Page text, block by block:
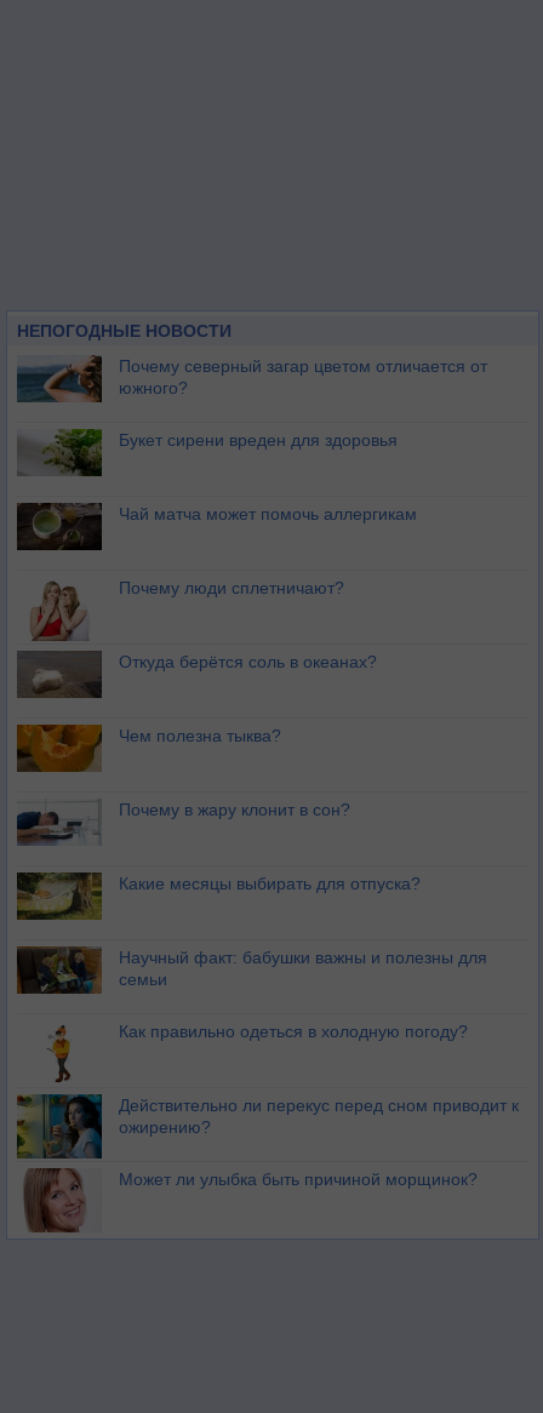
НЕПОГОДНЫЕ НОВОСТИ
Почему северный загар цветом отличается от
южного?
Букет сирени вреден для здоровья
Чай матча может помочь аллергикам
Почему люди сплетничают?
Откуда берётся соль в океанах?
Чем полезна тыква?
Почему в жару клонит в сон?
Какие месяцы выбирать для отпуска?
Научный факт: бабушки важны и полезны для
семьи
Как правильно одеться в холодную погоду?
Действительно ли перекус перед сном приводит к
ожирению?
Может ли улыбка быть причиной морщинок?